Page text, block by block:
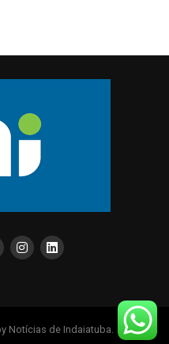
Notícias de Indaiatuba.